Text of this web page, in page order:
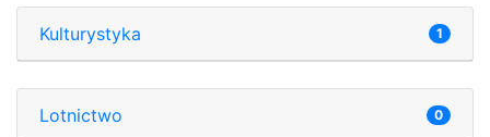
Kulturystyka 1
Lotnictwo 0